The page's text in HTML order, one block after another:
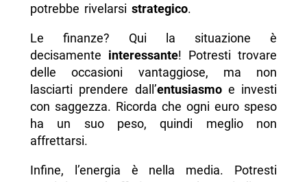
potrebbe rivelarsi strategico.
Le finanze? Qui la situazione è
decisamente interessante! Potresti trovare
delle occasioni vantaggiose, ma non
lasciarti prendere dall’entusiasmoe investi
con saggezza. Ricorda che ogni euro speso
ha un suo peso, quindi meglio non
affrettarsi.
Infine, l’energia è nella media. Potresti